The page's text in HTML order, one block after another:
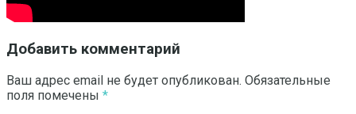
Добавить комментарий
Ваш адрес email не будет опубликован. Обязательные
поля помечены *